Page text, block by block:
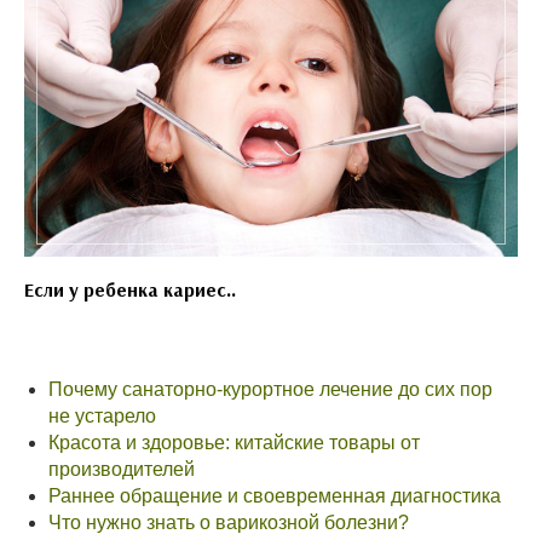
Если у ребенка кариес..
Почему санаторно-курортное лечение до сих пор
не устарело
Красота и здоровье: китайские товары от
производителей
Раннее обращение и своевременная диагностика
Что нужно знать о варикозной болезни?